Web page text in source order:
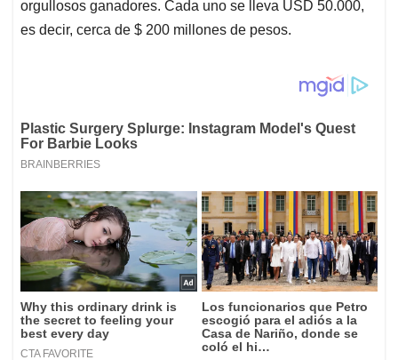
orgullosos ganadores. Cada uno se lleva USD 50.000,
es decir, cerca de $ 200 millones de pesos.